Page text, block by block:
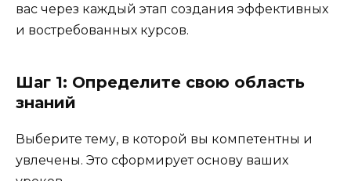
вас через каждый этап создания эффективных
и востребованных курсов.
Шаг 1: Определите свою область
знаний
Выберите тему, в которой вы компетентны и
увлечены. Это сформирует основу ваших